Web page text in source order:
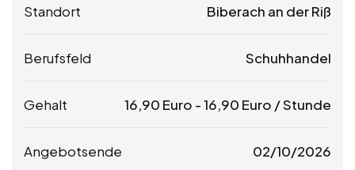
Standort Biberach an der Riß
Berufsfeld Schuhhandel
Gehalt 16,90 Euro -16,90 Euro / Stunde
Angebotsende 02/10/2026